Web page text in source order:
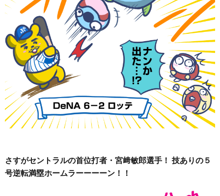
さすがセントラルの首位打者・宮﨑敏郎選手！ 技ありの５
号逆転満塁ホームラーーーーン！！